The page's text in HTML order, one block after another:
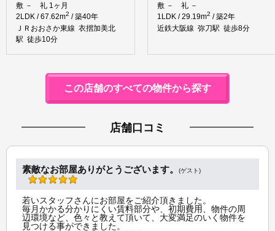
敷 － 礼 1ヶ月
2LDK / 67.62m2 / 築40年
ＪＲおおさか東線 衣摺加美北
駅 徒歩10分
敷 － 礼 －
1LDK / 29.19m2 / 築2年
近鉄大阪線 弥刀駅 徒歩8分
この店舗のすべての物件から探す
店舗口コミ
素敵なお部屋ありがとうございます。 (ゲスト)
若いスタッフさんにお部屋をご紹介頂きました。
毎月かかる分かりにくい賃料部分や、初期費用、物件の周
辺環境など、色々と教えて頂いて、大変満足のいく物件を
見つける事ができました。